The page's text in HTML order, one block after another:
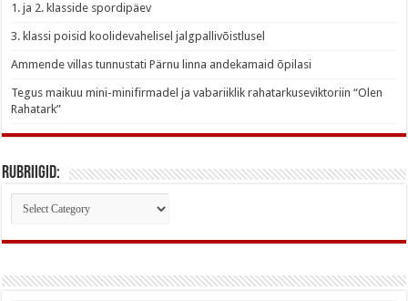
1. ja 2. klasside spordipäev
3. klassi poisid koolidevahelisel jalgpallivõistlusel
Ammende villas tunnustati Pärnu linna andekamaid õpilasi
Tegus maikuu mini-minifirmadel ja vabariiklik rahatarkuseviktoriin “Olen
Rahatark”
Rubriigid:
Rubriigid: